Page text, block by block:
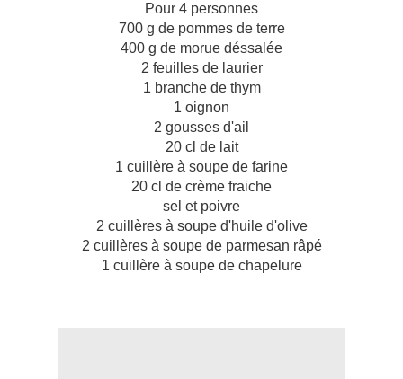
Pour 4 personnes
700 g de pommes de terre
400 g de morue déssalée
2 feuilles de laurier
1 branche de thym
1 oignon
2 gousses d'ail
20 cl de lait
1 cuillère à soupe de farine
20 cl de crème fraiche
sel et poivre
2 cuillères à soupe d'huile d'olive
2 cuillères à soupe de parmesan râpé
1 cuillère à soupe de chapelure